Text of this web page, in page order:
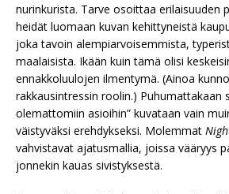
nurinkurista. Tarve osoittaa erilaisuuden
heidät luomaan kuvan kehittyneistä
joka tavoin alempiarvoisemmista,
maalaisista. Ikään kuin tämä olisi
ennakkoluulojen ilmentymä. (Ainoa
rakkausintressin roolin.) Puhumattakaan
olemattomiin asioihin” kuvataan vain
väistyväksi erehdykseksi. Molemmat
vahvistavat ajatusmallia, joissa vääryys
jonnekin kauas sivistyksestä.